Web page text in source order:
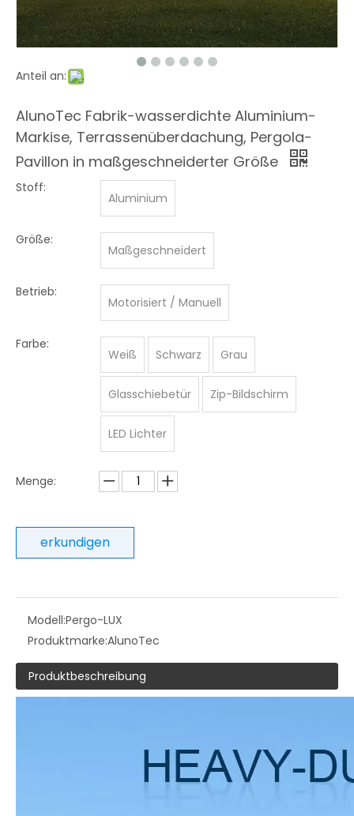
Anteil an:
AlunoTec Fabrik-wasserdichte Aluminium-
Markise, Terrassenüberdachung, Pergola-
Pavillon in maßgeschneiderter Größe
Stoff:
Aluminium
Größe:
Maßgeschneidert
Betrieb:
Motorisiert / Manuell
Farbe:
Weiß Schwarz Grau
Glasschiebetür Zip-Bildschirm
LED Lichter
Menge:
erkundigen
Modell:Pergo-LUX
Produktmarke:AlunoTec
Produktbeschreibung